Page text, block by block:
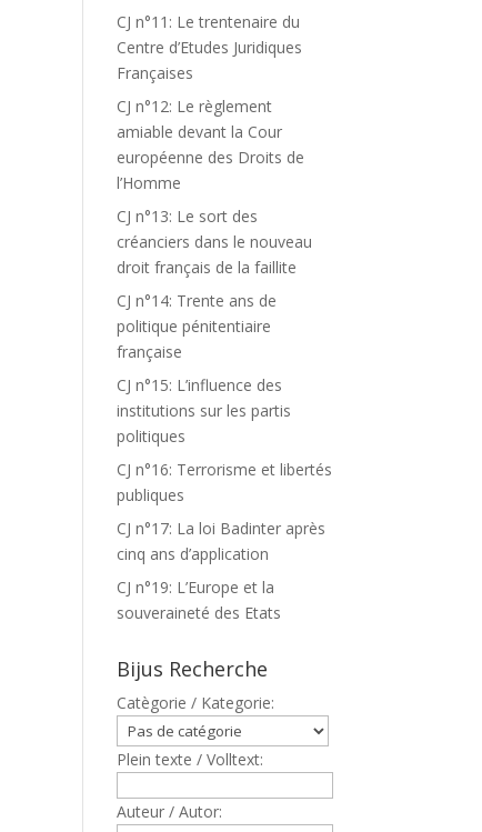
CJ n°11: Le trentenaire du
Centre d’Etudes Juridiques
Françaises
CJ n°12: Le règlement
amiable devant la Cour
européenne des Droits de
l’Homme
CJ n°13: Le sort des
créanciers dans le nouveau
droit français de la faillite
CJ n°14: Trente ans de
politique pénitentiaire
française
CJ n°15: L’influence des
institutions sur les partis
politiques
CJ n°16: Terrorisme et libertés
publiques
CJ n°17: La loi Badinter après
cinq ans d’application
CJ n°19: L’Europe et la
souveraineté des Etats
Bijus Recherche
Catègorie / Kategorie:
Plein texte / Volltext:
Auteur / Autor: